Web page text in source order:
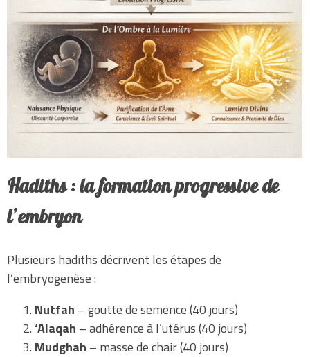
Hadiths : la formation progressive de
l’embryon
Plusieurs hadiths décrivent les étapes de
l’embryogenèse :
Nutfah – goutte de semence (40 jours)
‘Alaqah – adhérence à l’utérus (40 jours)
Mudghah – masse de chair (40 jours)